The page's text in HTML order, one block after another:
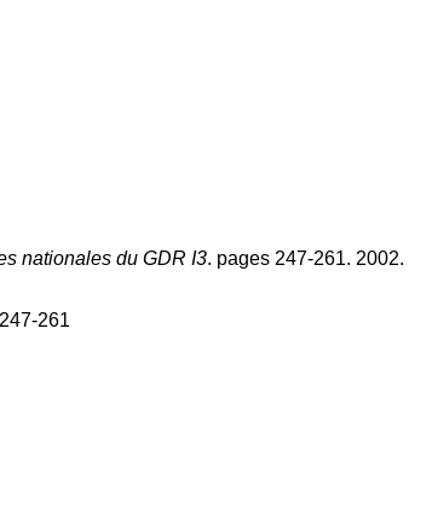
nationales du GDR I3. pages 247-261. 2002.
261